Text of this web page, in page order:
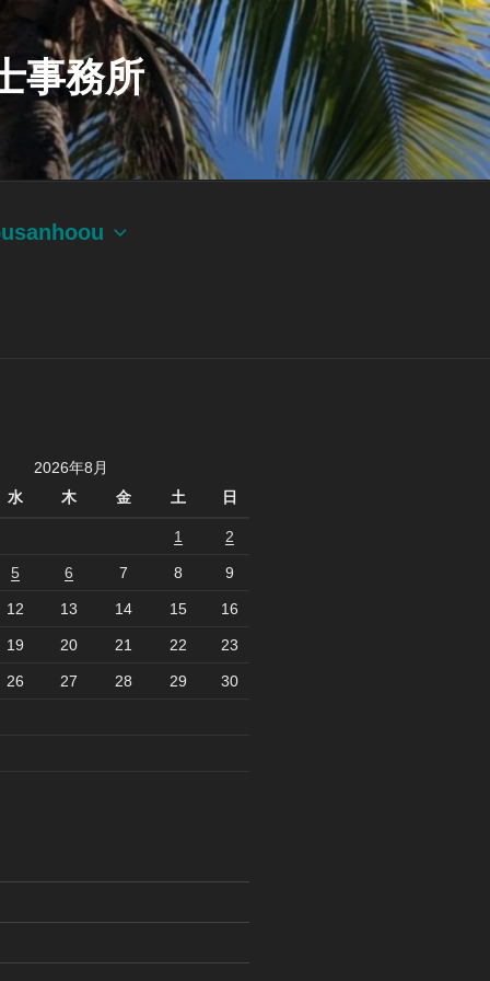
事務所
2026年8月
水
木 金 土 日
1 2
5 6 7 8 9
12 13 14 15 16
19 20 21 22 23
26 27 28 29 30